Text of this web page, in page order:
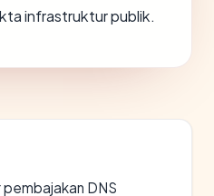
infrastruktur publik.
DNS